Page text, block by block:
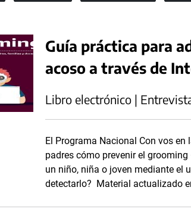
Guía práctica para
acoso a través de
Libro electrónico |
El Programa Nacional Con vos
padres cómo prevenir el
un niño, niña o joven mediante el
detectarlo? Material actualizado